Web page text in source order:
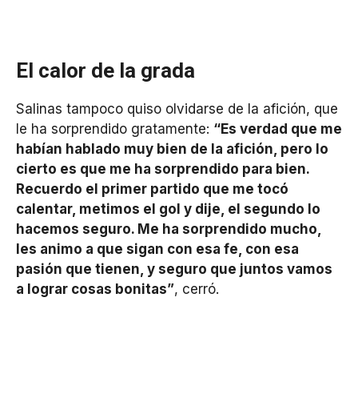
El calor de la grada
Salinas tampoco quiso olvidarse de la afición, que
le ha sorprendido gratamente: “Es verdad que me
habían hablado muy bien de la afición, pero lo
cierto es que me ha sorprendido para bien.
Recuerdo el primer partido que me tocó
calentar, metimos el gol y dije, el segundo lo
hacemos seguro. Me ha sorprendido mucho,
les animo a que sigan con esa fe, con esa
pasión que tienen, y seguro que juntos vamos
a lograr cosas bonitas”, cerró.